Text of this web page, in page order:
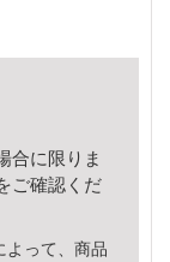
合に限りま
ご確認くだ
って、商品